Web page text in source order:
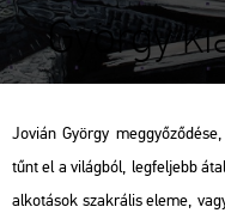
György
Jo­vi­án György
tűnt el a vi­lág­ból, leg­fel­jebb
al­ko­tá­sok szak­rá­lis eleme,